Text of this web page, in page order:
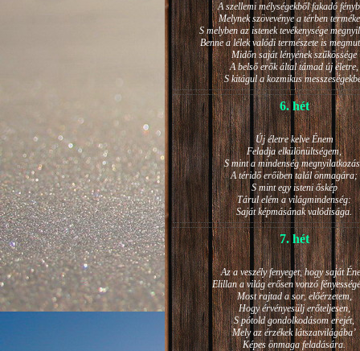
A szellemi mélységekből fakadó
Melynek szövevénye a térben
S melyben az istenek tevékenysége
Benne a lélek valódi természete is
Midőn saját lényének szűkössége
A belső erők által támad új életre,
S kitágul a kozmikus
6. hét
Új életre kelve Énem
Feladja elkülönültségem,
S mint a mindenség
A téridő erőiben talál önmagára;
S mint egy isteni őskép
Tárul elém a világmindenség:
Saját képmásának valódisága.
7. hét
Az a veszély fenyeget, hogy saját
Elillan a világ erősen vonzó
Most rajtad a sor, előérzetem,
Hogy érvényesülj erőteljesen,
S pótold gondolkodásom erejét,
Mely az érzékek látszatvilágába’
Képes önmaga feladására.